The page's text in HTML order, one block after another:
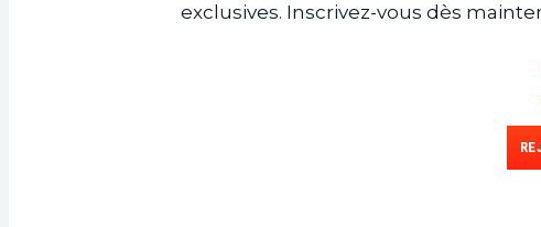
exclusives. Inscrivez-vous dès